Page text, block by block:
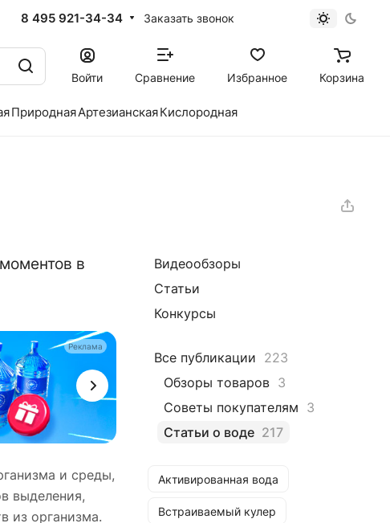
8 495 921-34-34 Заказать звонок
Войти Сравнение Избранное Корзина
ПрироднаяАртезианскаяКислородная
в
Реклама
и среды,
выделения,
из организма.
Видеообзоры
Статьи
Конкурсы
Все публикации 223
Обзоры товаров 3
Советы покупателям 3
Статьи о воде 217
Активированная вода
Встраиваемый кулер